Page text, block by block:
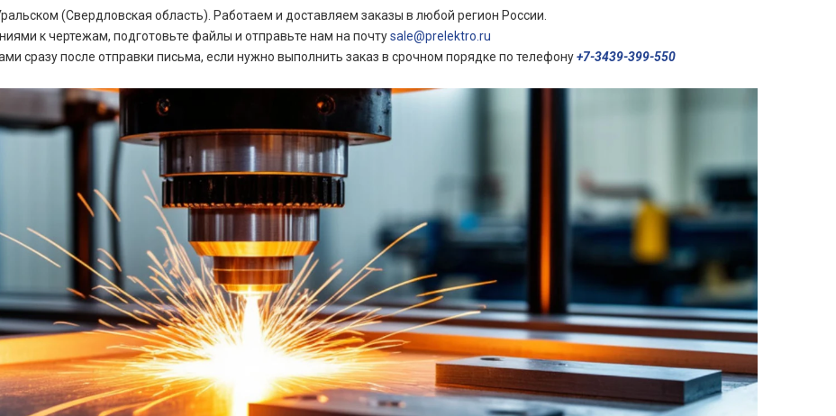
(Свердловская область). Работаем и доставляем заказы в любой регион России.
к чертежам, подготовьте файлы и отправьте нам на почтуsale@prelektro.ru
сразу после отправки письма, если нужно выполнить заказ в срочном порядке по телефону+7-3439-399-550